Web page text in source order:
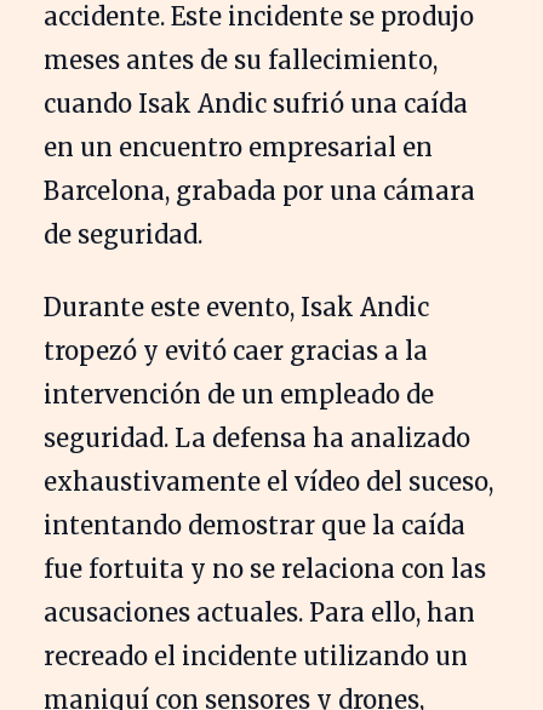
accidente. Este incidente se produjo
meses antes de su fallecimiento,
cuando Isak Andic sufrió una caída
en un encuentro empresarial en
Barcelona, grabada por una cámara
de seguridad.
Durante este evento, Isak Andic
tropezó y evitó caer gracias a la
intervención de un empleado de
seguridad. La defensa ha analizado
exhaustivamente el vídeo del suceso,
intentando demostrar que la caída
fue fortuita y no se relaciona con las
acusaciones actuales. Para ello, han
recreado el incidente utilizando un
maniquí con sensores y drones,